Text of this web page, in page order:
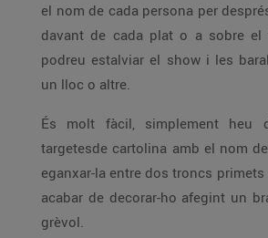
el nom de cada persona per
davant de cada plat o a sobre
podreu estalviar el show i les
un lloc o altre.
És molt fàcil, simplement heu
targetesde cartolina amb el nom
eganxar-la entre dos troncs
acabar de decorar-ho afegint un
grèvol.